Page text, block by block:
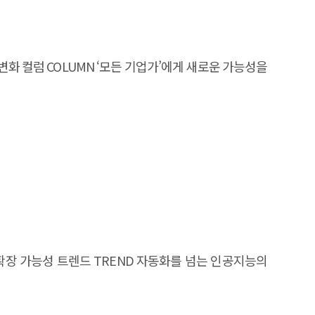
컬럼 COLUMN ‘모든 기업가’에게 새로운 가능성을
가능성 트렌드 TREND 자동화를 넘는 인공지능의